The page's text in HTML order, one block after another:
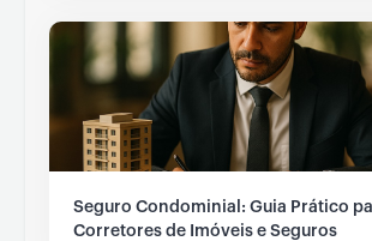
Seguro Condominial: Guia Prático
Corretores de Imóveis e Seguros